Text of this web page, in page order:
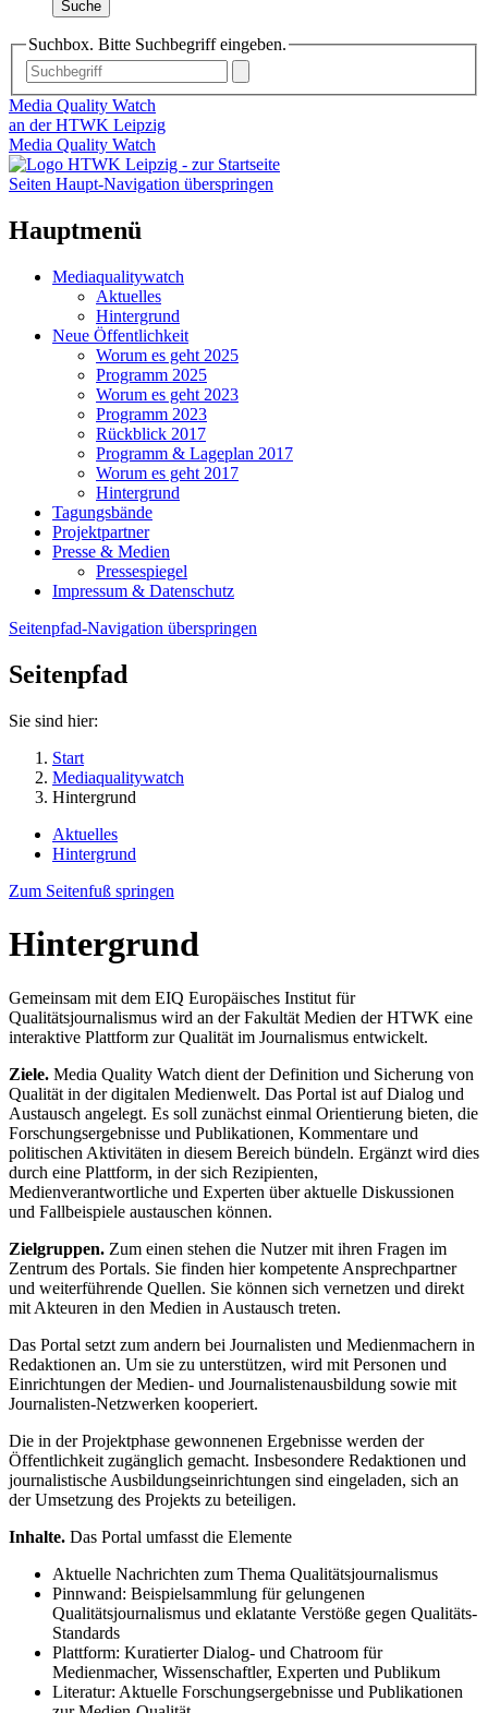
Suche
Suchbox. Bitte Suchbegriff eingeben.
Media Quality Watch
an der HTWK Leipzig
Media Quality Watch
Seiten Haupt-Navigation überspringen
Hauptmenü
Mediaqualitywatch
Aktuelles
Hintergrund
Neue Öffentlichkeit
Worum es geht 2025
Programm 2025
Worum es geht 2023
Programm 2023
Rückblick 2017
Programm & Lageplan 2017
Worum es geht 2017
Hintergrund
Tagungsbände
Projektpartner
Presse & Medien
Pressespiegel
Impressum & Datenschutz
Seitenpfad-Navigation überspringen
Seitenpfad
Sie sind hier:
Start
Mediaqualitywatch
Hintergrund
Aktuelles
Hintergrund
Zum Seitenfuß springen
Hintergrund
Gemeinsam mit dem EIQ Europäisches Institut für
Qualitätsjournalismus wird an der Fakultät Medien der HTWK eine
interaktive Plattform zur Qualität im Journalismus entwickelt.
Ziele. Media Quality Watch dient der Definition und Sicherung von
Qualität in der digitalen Medienwelt. Das Portal ist auf Dialog und
Austausch angelegt. Es soll zunächst einmal Orientierung bieten, die
Forschungsergebnisse und Publikationen, Kommentare und
politischen Aktivitäten in diesem Bereich bündeln. Ergänzt wird dies
durch eine Plattform, in der sich Rezipienten,
Medienverantwortliche und Experten über aktuelle Diskussionen
und Fallbeispiele austauschen können.
Zielgruppen. Zum einen stehen die Nutzer mit ihren Fragen im
Zentrum des Portals. Sie finden hier kompetente Ansprechpartner
und weiterführende Quellen. Sie können sich vernetzen und direkt
mit Akteuren in den Medien in Austausch treten.
Das Portal setzt zum andern bei Journalisten und Medienmachern in
Redaktionen an. Um sie zu unterstützen, wird mit Personen und
Einrichtungen der Medien- und Journalistenausbildung sowie mit
Journalisten-Netzwerken kooperiert.
Die in der Projektphase gewonnenen Ergebnisse werden der
Öffentlichkeit zugänglich gemacht. Insbesondere Redaktionen und
journalistische Ausbildungseinrichtungen sind eingeladen, sich an
der Umsetzung des Projekts zu beteiligen.
Inhalte. Das Portal umfasst die Elemente
Aktuelle Nachrichten zum Thema Qualitätsjournalismus
Pinnwand: Beispielsammlung für gelungenen
Qualitätsjournalismus und eklatante Verstöße gegen Qualitäts-
Standards
Plattform: Kuratierter Dialog- und Chatroom für
Medienmacher, Wissenschaftler, Experten und Publikum
Literatur: Aktuelle Forschungsergebnisse und Publikationen